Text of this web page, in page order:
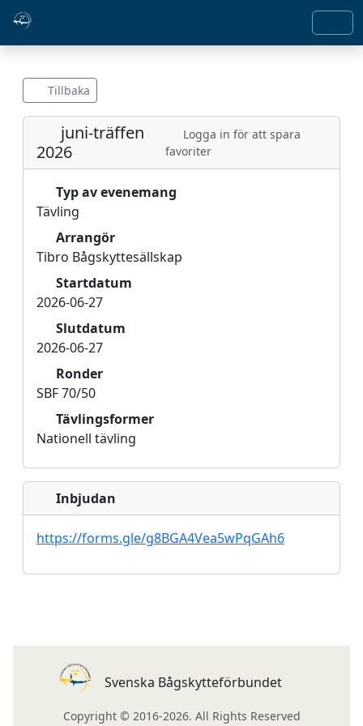
Tillbaka
juni-träffen
2026
Logga in för att spara
favoriter
Typ av evenemang
Tävling
Arrangör
Tibro Bågskyttesällskap
Startdatum
2026-06-27
Slutdatum
2026-06-27
Ronder
SBF 70/50
Tävlingsformer
Nationell tävling
Inbjudan
https://forms.gle/g8BGA4Vea5wPqGAh6
Svenska Bågskytteförbundet
Copyright © 2016-2026. All Rights Reserved